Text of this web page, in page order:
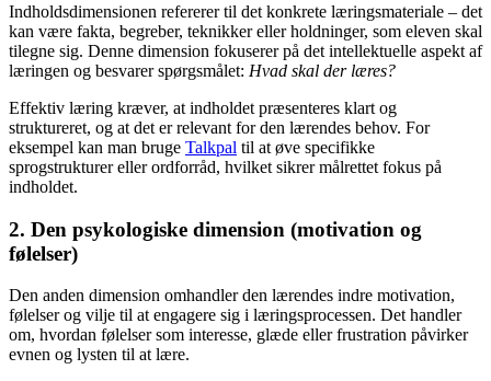
Indholdsdimensionen refererer til det konkrete læringsmateriale – det
kan være fakta, begreber, teknikker eller holdninger, som eleven skal
tilegne sig. Denne dimension fokuserer på det intellektuelle aspekt af
læringen og besvarer spørgsmålet: Hvad skal der læres?
Effektiv læring kræver, at indholdet præsenteres klart og
struktureret, og at det er relevant for den lærendes behov. For
eksempel kan man bruge Talkpal til at øve specifikke
sprogstrukturer eller ordforråd, hvilket sikrer målrettet fokus på
indholdet.
2. Den psykologiske dimension (motivation og
følelser)
Den anden dimension omhandler den lærendes indre motivation,
følelser og vilje til at engagere sig i læringsprocessen. Det handler
om, hvordan følelser som interesse, glæde eller frustration påvirker
evnen og lysten til at lære.